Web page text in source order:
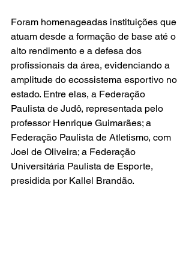
Foram homenageadas instituições que
atuam desde a formação de base até o
alto rendimento e a defesa dos
profissionais da área, evidenciando a
amplitude do ecossistema esportivo no
estado. Entre elas, a Federação
Paulista de Judô, representada pelo
professor Henrique Guimarães; a
Federação Paulista de Atletismo, com
Joel de Oliveira; a Federação
Universitária Paulista de Esporte,
presidida por Kallel Brandão.